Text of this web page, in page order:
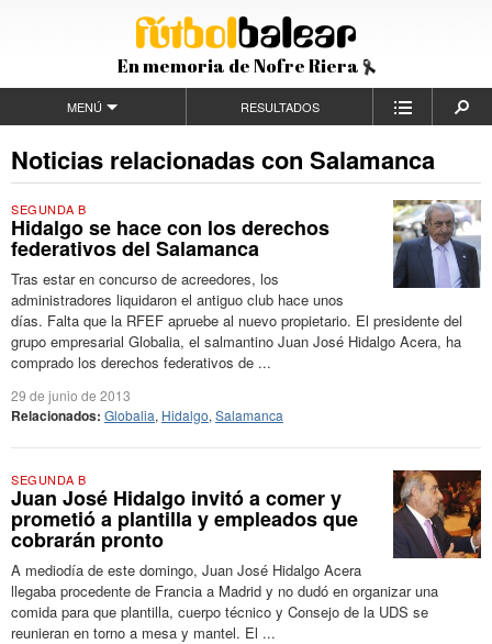
En memoria de Nofre Riera
MENÚ RESULTADOS
Noticias relacionadas con Salamanca
SEGUNDA B
Hidalgo se hace con los derechos
federativos del Salamanca
Tras estar en concurso de acreedores, los
administradores liquidaron el antiguo club hace unos
días. Falta que la RFEF apruebe al nuevo propietario. El presidente del
grupo empresarial Globalia, el salmantino Juan José Hidalgo Acera, ha
comprado los derechos federativos de ...
29 de junio de 2013
Relacionados: Globalia, Hidalgo, Salamanca
SEGUNDA B
Juan José Hidalgo invitó a comer y
prometió a plantilla y empleados que
cobrarán pronto
A mediodía de este domingo, Juan José Hidalgo Acera
llegaba procedente de Francia a Madrid y no dudó en organizar una
comida para que plantilla, cuerpo técnico y Consejo de la UDS se
reunieran en torno a mesa y mantel. El ...